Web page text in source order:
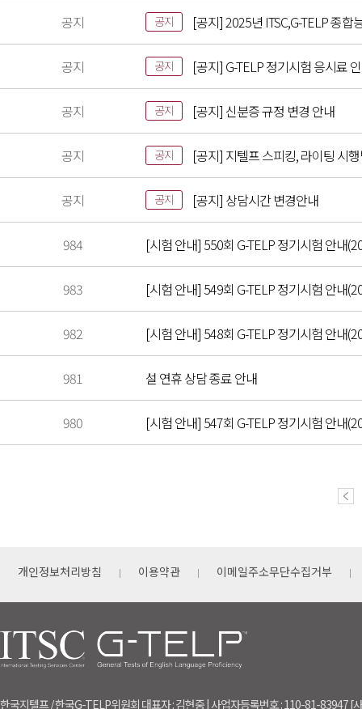
공지 공지 [공지] 2025년 ITSC,G-TELP 종합
공지 공지 [공지] G-TELP 정기시험 응시료
공지 공지 [공지] 신분증 규정 변경 안내
공지 공지 [공지] 지텔프 스피킹, 라이팅 시
공지 공지 [공지] 상담시간 변경안내
984 [시험 안내] 550회 G-TELP 정기시험 안내
983 [시험 안내] 549회 G-TELP 정기시험 안내
982 [시험 안내] 548회 G-TELP 정기시험 안내
981 설 연휴 상담 종료 안내
980 [시험 안내] 547회 G-TELP 정기시험 안내
개인정보처리방침 이용약관 이메일주소무단수집거부
한국지텔프 / 한국G-TELP위원회 대표자 : 김현중 | 사업자등록번호 : 110-81-83947